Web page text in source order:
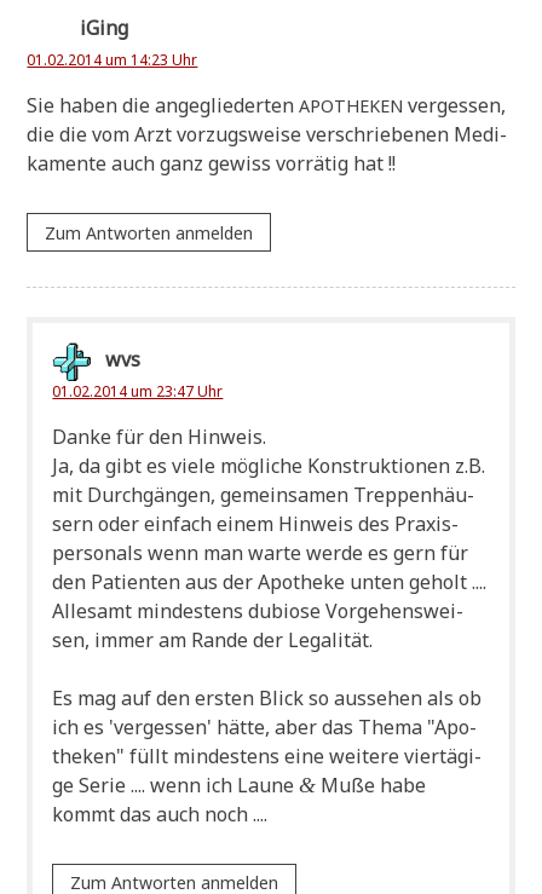
iGing
01.02.2014 um 14:23 Uhr
Sie haben die ange­glie­der­tenAPOTHEKEN ver­ges­sen,
die die vom Arzt vor­zugs­wei­se ver­schrie­be­nen Medi­
ka­men­te auch ganz gewiss vor­rä­tig hat !!
Zum Antworten anmelden
wvs
01.02.2014 um 23:47 Uhr
Dan­ke für den Hinweis.
Ja, da gibt es vie­le mög­li­che Kon­struk­tio­nen z.B.
mit Durch­gän­gen, gemein­sa­men Trep­pen­häu­
sern oder ein­fach einem Hin­weis des Pra­xis­
per­so­nals wenn man war­te wer­de es gern für
den Pati­en­ten aus der Apo­the­ke unten geholt ....
Alle­samt min­de­stens dubio­se Vor­ge­hens­wei­
sen, immer am Ran­de der Legalität.
Es mag auf den ersten Blick so aus­se­hen als ob
ich es 'ver­ges­sen' hät­te, aber das The­ma "Apo­
the­ken" füllt min­de­stens eine wei­te­re vier­tä­gi­
ge Serie .... wenn ich Lau­ne& Muße habe
kommt das auch noch ....
Zum Antworten anmelden